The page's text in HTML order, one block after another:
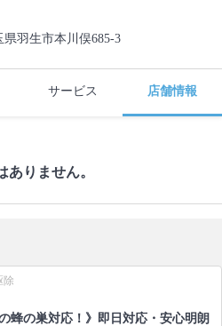
県羽生市本川俣685-3
サービス 店舗情報
ありません。
除
の蜂の巣対応！》即日対応・安心明朗